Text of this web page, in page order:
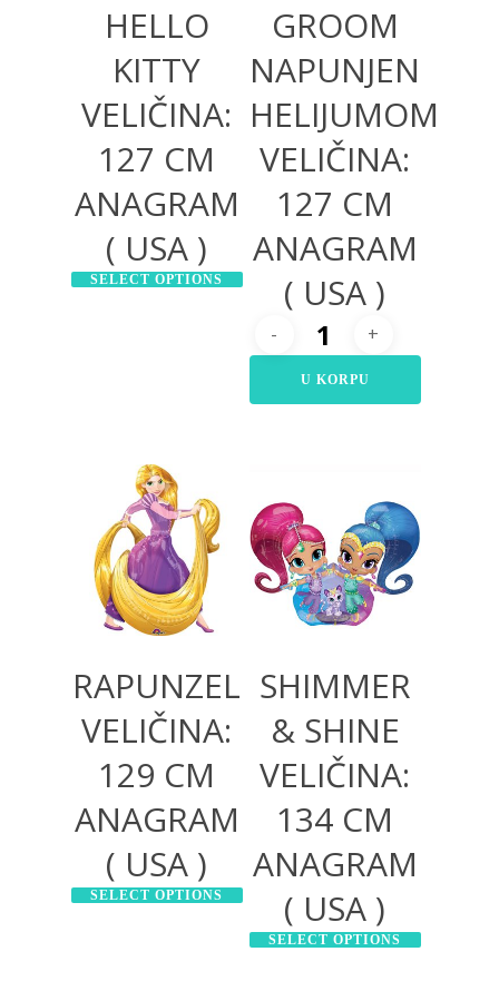
HELLO
KITTY
VELIČINA:
127 CM
ANAGRAM
( USA )
SELECT OPTIONS
GROOM
NAPUNJEN
HELIJUMOM
VELIČINA:
127 CM
ANAGRAM
( USA )
U KORPU
2.500,00RSD
4.000,00RSD
RAPUNZEL
VELIČINA:
129 CM
ANAGRAM
( USA )
SELECT OPTIONS
2.500,00
RSD
4.000,00RSD
SHIMMER
& SHINE
VELIČINA:
134 CM
ANAGRAM
( USA )
SELECT OPTIONS